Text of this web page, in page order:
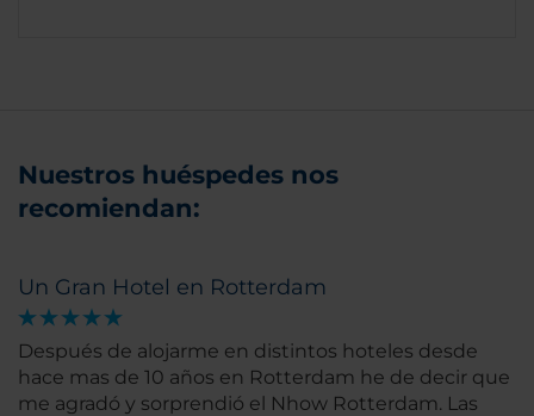
Nuestros huéspedes nos
recomiendan:
Un Gran Hotel en Rotterdam
Después de alojarme en distintos hoteles desde
hace mas de 10 años en Rotterdam he de decir que
me agradó y sorprendió el Nhow Rotterdam. Las